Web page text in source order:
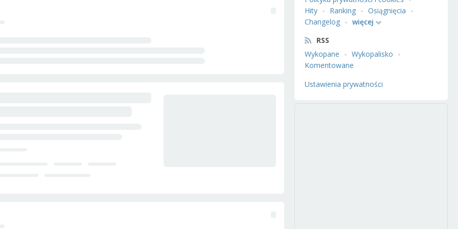
Hity
Ranking
Osiągnięcia
Changelog
więcej
RSS
Wykopane
Wykopalisko
Komentowane
Ustawienia prywatności